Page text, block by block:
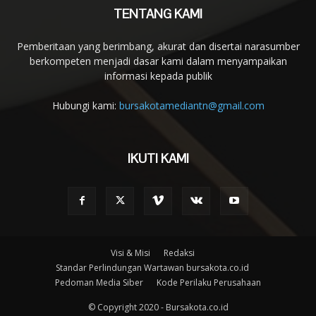
TENTANG KAMI
Pemberitaan yang berimbang, akurat dan disertai narasumber
berkompeten menjadi dasar kami dalam menyampaikan
informasi kepada publik
Hubungi kami: bursakotamediantn@gmail.com
IKUTI KAMI
Visi & Misi
Redaksi
Standar Perlindungan Wartawan bursakota.co.id
Pedoman Media Siber
Kode Perilaku Perusahaan
© Copyright 2020 - Bursakota.co.id